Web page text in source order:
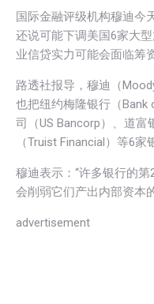
国际金融评级机构穆迪今
还说可能下调美国6家大
业信贷实力可能会面临筹
路透社报导，穆迪（
也把纽约梅隆银行（Bank
司（US Bancorp）、道
（Truist Financial）等6家
穆迪表示：“许多银行的
会削弱它们产出内部资本
advertisement